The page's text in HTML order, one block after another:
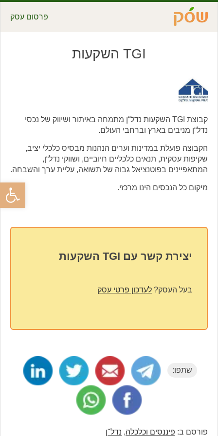
פתח
פרסום עסק
TGI השקעות
קבוצת TGI השקעות נדל“ן מתמחה באיתור ושיווק של נכסי
נדל“ן מניבים בארץ וברחבי העולם.
הקבוצה פועלת במדינות וערים הנהנות מבסיס כלכלי יציב,
שקיפות עסקית, תנאים כלכליים חיוביים, ושווקי נדל“ן,
המתאפיינים בפוטנציאל גבוה של תשואה, עליית ערך והשבחה.
מיקום כל הנכסים הינו מרכזי.
יצירת קשר עם TGI השקעות
בעל העסק? לעדכון פרטי עסק
שתפו:
פורסם ב: פיננסים וכלכלה, נדל"ן